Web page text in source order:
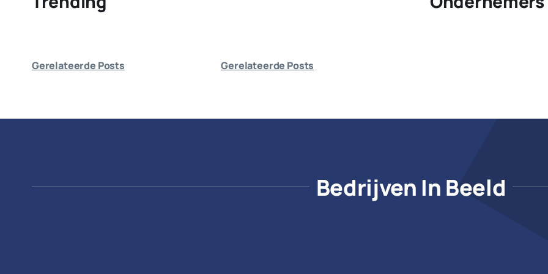
Gerelateerde Posts Gerelateerde Posts
Bedrijven In Beeld